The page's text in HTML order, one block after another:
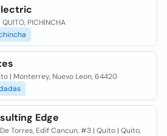
PICHINCHA
| Monterrey, Nuevo Leon, 64420
Edge
Torres, Edif Cancun, #3 | Quito | Quito,